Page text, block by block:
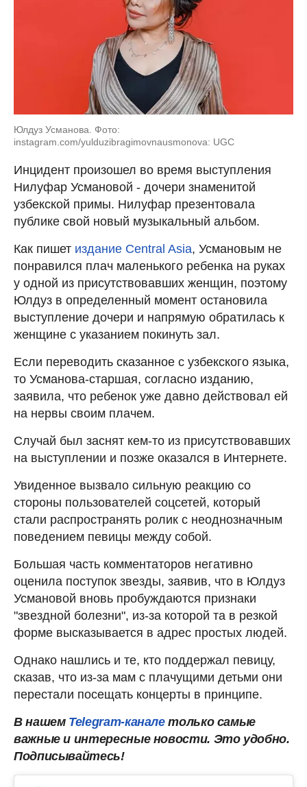
Юлдуз Усманова. Фото:
instagram.com/yulduzibragimovnausmonova: UGC
Инцидент произошел во время выступления
Нилуфар Усмановой - дочери знаменитой
узбекской примы. Нилуфар презентовала
публике свой новый музыкальный альбом.
Как пишет издание Central Asia, Усмановым не
понравился плач маленького ребенка на руках
у одной из присутствовавших женщин, поэтому
Юлдуз в определенный момент остановила
выступление дочери и напрямую обратилась к
женщине с указанием покинуть зал.
Если переводить сказанное с узбекского языка,
то Усманова-старшая, согласно изданию,
заявила, что ребенок уже давно действовал ей
на нервы своим плачем.
Случай был заснят кем-то из присутствовавших
на выступлении и позже оказался в Интернете.
Увиденное вызвало сильную реакцию со
стороны пользователей соцсетей, который
стали распространять ролик с неоднозначным
поведением певицы между собой.
Большая часть комментаторов негативно
оценила поступок звезды, заявив, что в Юлдуз
Усмановой вновь пробуждаются признаки
"звездной болезни", из-за которой та в резкой
форме высказывается в адрес простых людей.
Однако нашлись и те, кто поддержал певицу,
сказав, что из-за мам с плачущими детьми они
перестали посещать концерты в принципе.
В нашем Telegram-каналетолько самые
важные и интересные новости. Это удобно.
Подписывайтесь!